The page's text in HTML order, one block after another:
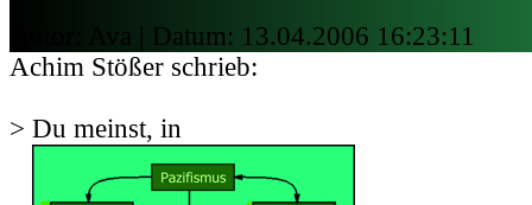
Autor: Ava | Datum: 13.04.2006 16:23:11
Achim Stößer schrieb:
> Du meinst, in